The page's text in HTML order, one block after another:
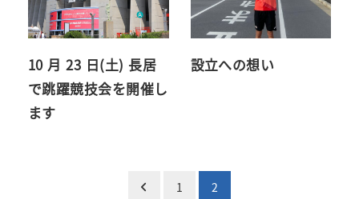
10 月 23 日(土) 長居
で跳躍競技会を開催し
ます
設立への想い
1 2